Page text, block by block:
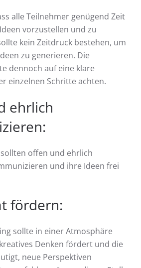
alle Teilnehmer genügend Zeit
vorzustellen und zu
kein Zeitdruck bestehen, um
zu generieren. Die
dennoch auf eine klare
einzelnen Schritte achten.
ehrlich
offen und ehrlich
und ihre Ideen frei
fördern:
sollte in einer Atmosphäre
Denken fördert und die
neue Perspektiven